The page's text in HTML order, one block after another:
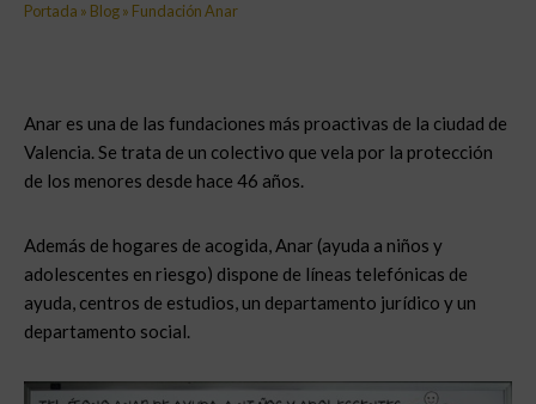
Portada » Blog» Fundación Anar
Anar es una de las fundaciones más proactivas de la ciudad de
Valencia. Se trata de un colectivo que vela por la protección
de los menores desde hace 46 años.
Además de hogares de acogida, Anar (ayuda a niños y
adolescentes en riesgo) dispone de líneas telefónicas de
ayuda, centros de estudios, un departamento jurídico y un
departamento social.